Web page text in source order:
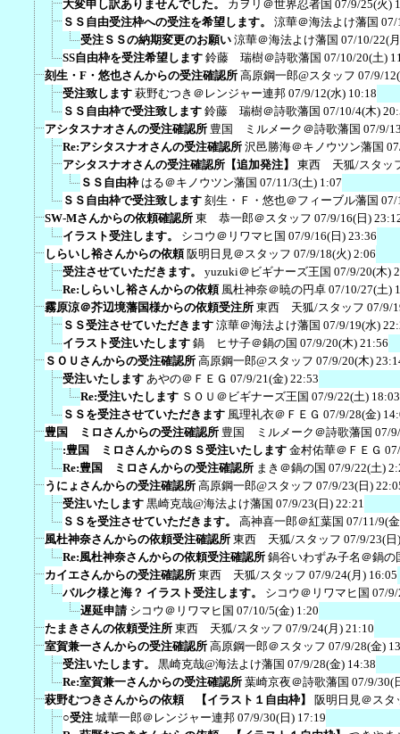
大変申し訳ありませんでした。
カヲリ＠世界忍者国 07/9/25(火)
ＳＳ自由受注枠への受注を希望します。
涼華＠海法よけ藩国 07/
受注ＳＳの納期変更のお願い 涼華＠海法よけ藩国 07/10/22(
SS自由枠を受注希望します 鈴藤 瑞樹＠詩歌藩国 07/10/20(土)
刻生・F・悠也さんからの受注確認所 高原鋼一郎@スタッフ 07/9/
受注致します 萩野むつき＠レンジャー連邦 07/9/12(水) 10:18
ＳＳ自由枠で受注致します 鈴藤 瑞樹＠詩歌藩国 07/10/4(木)
アシタスナオさんの受注確認所 豊国 ミルメーク＠詩歌藩国 07/9/
Re:アシタスナオさんの受注確認所 沢邑勝海＠キノウツン藩国
アシタスナオさんの受注確認所【追加発注】
東西 天狐/スタッ
ＳＳ自由枠 はる＠キノウツン藩国 07/11/3(土) 1:07
ＳＳ自由枠で受注致します 刻生・Ｆ・悠也＠フィーブル藩国 07/
SW-Mさんからの依頼確認所 東 恭一郎＠スタッフ 07/9/16(日)
イラスト受注します。
シコウ＠リワマヒ国 07/9/16(日) 23:36
しらいし裕さんからの依頼 阪明日見＠スタッフ 07/9/18(火) 2:06
受注させていただきます。
yuzuki＠ビギナーズ王国 07/9/20(木)
Re:しらいし裕さんからの依頼 風杜神奈＠暁の円卓 07/10/27(土)
霧原涼＠芥辺境藩国様からの依頼受注所 東西 天狐/スタッフ 07/9/
ＳＳ受注させていただきます 涼華＠海法よけ藩国 07/9/19(水)
イラスト受注いたします 鍋 ヒサ子＠鍋の国 07/9/20(木) 21:56
ＳＯＵさんからの受注確認所 高原鋼一郎@スタッフ 07/9/20(木)
受注いたします あやの＠ＦＥＧ 07/9/21(金) 22:53
Re:受注いたします ＳＯＵ＠ビギナーズ王国 07/9/22(土) 18:03
ＳＳを受注させていただきます 風理礼衣＠ＦＥＧ 07/9/28(金)
豊国 ミロさんからの受注確認所 豊国 ミルメーク＠詩歌藩国 07/
:豊国 ミロさんからのＳＳ受注いたします 金村佑華＠ＦＥＧ
Re:豊国 ミロさんからの受注確認所 まき＠鍋の国 07/9/22(土)
うにょさんからの受注確認所 高原鋼一郎@スタッフ 07/9/23(日)
受注いたします 黒崎克哉@海法よけ藩国 07/9/23(日) 22:21
ＳＳを受注させていただきます。
高神喜一郎＠紅葉国 07/11/9(
風杜神奈さんからの依頼受注確認所 東西 天狐/スタッフ 07/9/23(日
Re:風杜神奈さんからの依頼受注確認所 鍋谷いわずみ子名＠鍋の
カイエさんからの受注確認所 東西 天狐/スタッフ 07/9/24(月) 16:05
バルク様と海？ イラスト受注します。
シコウ＠リワマヒ国 07/
遅延申請 シコウ＠リワマヒ国 07/10/5(金) 1:20
たまきさんの依頼受注所 東西 天狐/スタッフ 07/9/24(月) 21:10
室賀兼一さんからの受注確認所 高原鋼一郎＠スタッフ 07/9/28(金)
受注いたします。
黒崎克哉@海法よけ藩国 07/9/28(金) 14:38
Re:室賀兼一さんからの受注確認所 葉崎京夜＠詩歌藩国 07/9/30(
萩野むつきさんからの依頼 【イラスト１自由枠】
阪明日見＠スタ
○受注 城華一郎＠レンジャー連邦 07/9/30(日) 17:19